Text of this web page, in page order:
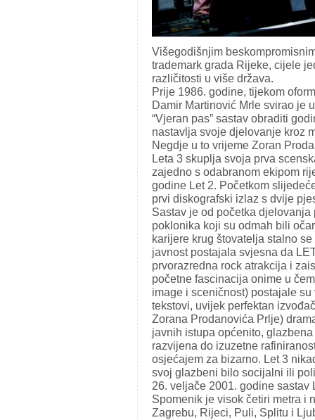
Višegodišnjim
trademark grada Rijeke, cijele
različitosti u više država.
Prije 1986. godine, tijekom
Damir Martinović Mrle svirao je
“Vjeran pas” sastav obraditi
nastavlja svoje djelovanje kroz
Negdje u to vrijeme Zoran
Leta 3 skuplja svoja prva
zajedno s odabranom ekipom
godine Let 2. Početkom
prvi diskografski izlaz s dvije
Sastav je od početka
poklonika koji su odmah bili
karijere krug štovatelja stalno
javnost postajala svjesna da
prvorazredna rock atrakcija i
početne fascinacija onime u
image i sceničnost) postajale
tekstovi, uvijek perfektan
Zorana Prodanovića Prlje)
javnih istupa općenito,
razvijena do izuzetne
osjećajem za bizarno. Let 3
svoj glazbeni bilo socijalni ili
26. veljače 2001. godine sastav
Spomenik je visok četiri metra i
Zagrebu, Rijeci, Puli, Splitu i